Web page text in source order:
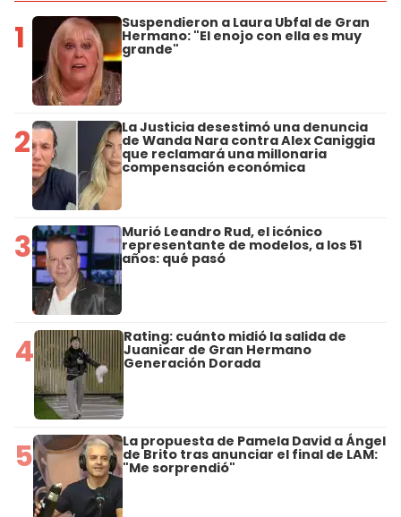
1 Suspendieron a Laura Ubfal de Gran
Hermano: "El enojo con ella es muy
grande"
2 La Justicia desestimó una denuncia
de Wanda Nara contra Alex Caniggia
que reclamará una millonaria
compensación económica
3 Murió Leandro Rud, el icónico
representante de modelos, a los 51
años: qué pasó
4 Rating: cuánto midió la salida de
Juanicar de Gran Hermano
Generación Dorada
5 La propuesta de Pamela David a Ángel
de Brito tras anunciar el final de LAM:
"Me sorprendió"